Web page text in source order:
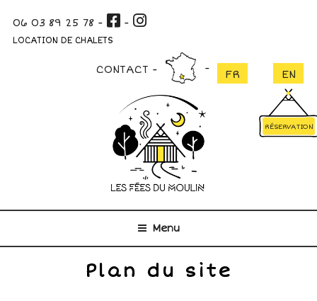
au
contenu
06 03 89 25 78- -
LOCATION DE CHALETS
CONTACT
Menu
RÉSERVATION
Plan du site